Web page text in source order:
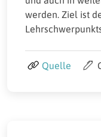
werden. Ziel ist
Quelle